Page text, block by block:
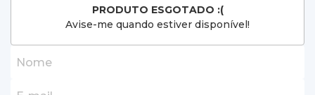
PRODUTO ESGOTADO :(
Avise-me quando estiver disponível!